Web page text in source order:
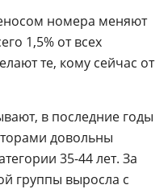
номера меняют
1,5% от всех
те, кому сейчас от
в последние годы
довольны
35-44 лет. За
группы выросла с